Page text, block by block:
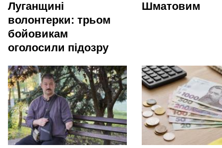
Луганщині
волонтерки: трьом
бойовикам
оголосили підозру
Шматовим